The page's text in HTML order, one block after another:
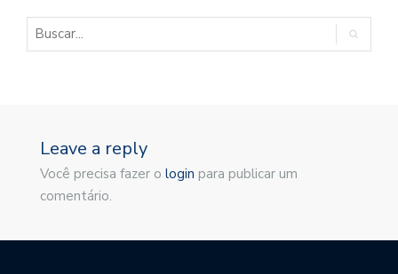
Leave a reply
Você precisa fazer o login para publicar um
comentário.